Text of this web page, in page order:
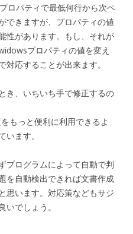
ロパティで最低何行から次ペ
できますが、プロパティの値
性があります。もし、それが
プロパティの値を変え
対応することが出来ます。
き、いちいち手で修正するの
もっと便利に利用できるよ
います。
プログラムによって自動で判
を自動検出できれば文書作成
思います。対応策などもサジ
いでしょう。